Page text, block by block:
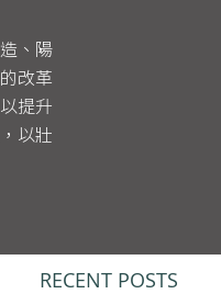
、陽
改革
提升
以壯
RECENT POSTS